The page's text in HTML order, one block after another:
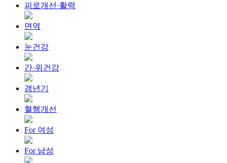
피로개선·활력
면역
눈건강
간·위건강
갱년기
혈행개선
For 여성
For 남성